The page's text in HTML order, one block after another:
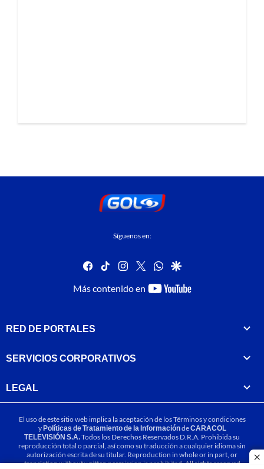
Síguenos en:
facebook
tiktok instagram
twitterwhatsapp
google
Más contenido en
youtube-
RED DE PORTALES
SERVICIOS CORPORATIVOS
LEGAL
El uso de este sitio web implica la aceptación de losTérminos y condiciones
yPolíticas de Tratamiento de la InformacióndeCARACOL
TELEVISIÓN S.A.Todos los Derechos Reservados D.R.A. Prohibida su
reproducción total o parcial, así como su traducción a cualquier idioma sin
autorización escrita de su titular. Reproduction in whole or in part, or
translation without written permission is prohibited. All rights reserved